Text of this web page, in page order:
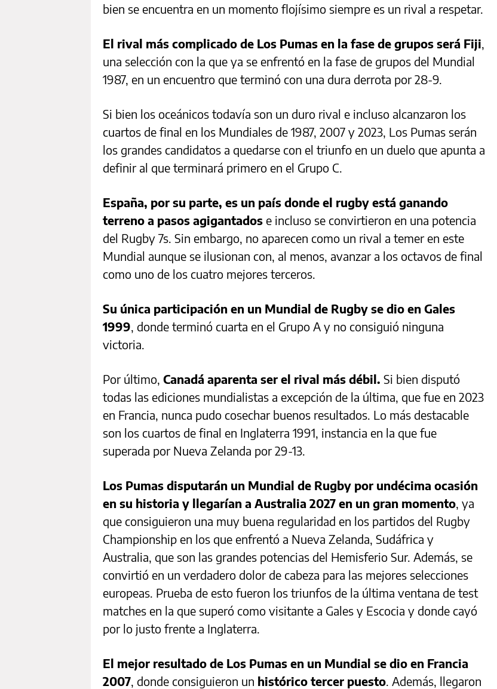
bien se encuentra en un momento flojísimo siempre es un rival a respetar.
El rival más complicado de Los Pumas en la fase de grupos será Fiji,
una selección con la que ya se enfrentó en la fase de grupos del Mundial
1987, en un encuentro que terminó con una dura derrota por 28-9.
Si bien los oceánicos todavía son un duro rival e incluso alcanzaron los
cuartos de final en los Mundiales de 1987, 2007 y 2023, Los Pumas serán
los grandes candidatos a quedarse con el triunfo en un duelo que apunta a
definir al que terminará primero en el Grupo C.
España, por su parte, es un país donde el rugby está ganando
terreno a pasos agigantados e incluso se convirtieron en una potencia
del Rugby 7s. Sin embargo, no aparecen como un rival a temer en este
Mundial aunque se ilusionan con, al menos, avanzar a los octavos de final
como uno de los cuatro mejores terceros.
Su única participación en un Mundial de Rugby se dio en Gales
1999, donde terminó cuarta en el Grupo A y no consiguió ninguna
victoria.
Por último, Canadá aparenta ser el rival más débil. Si bien disputó
todas las ediciones mundialistas a excepción de la última, que fue en 2023
en Francia, nunca pudo cosechar buenos resultados. Lo más destacable
son los cuartos de final en Inglaterra 1991, instancia en la que fue
superada por Nueva Zelanda por 29-13.
Los Pumas disputarán un Mundial de Rugby por undécima ocasión
en su historia y llegarían a Australia 2027 en un gran momento, ya
que consiguieron una muy buena regularidad en los partidos del Rugby
Championship en los que enfrentó a Nueva Zelanda, Sudáfrica y
Australia, que son las grandes potencias del Hemisferio Sur. Además, se
convirtió en un verdadero dolor de cabeza para las mejores selecciones
europeas. Prueba de esto fueron los triunfos de la última ventana de test
matches en la que superó como visitante a Gales y Escocia y donde cayó
por lo justo frente a Inglaterra.
El mejor resultado de Los Pumas en un Mundial se dio en Francia
2007, donde consiguieron un histórico tercer puesto. Además, llegaron